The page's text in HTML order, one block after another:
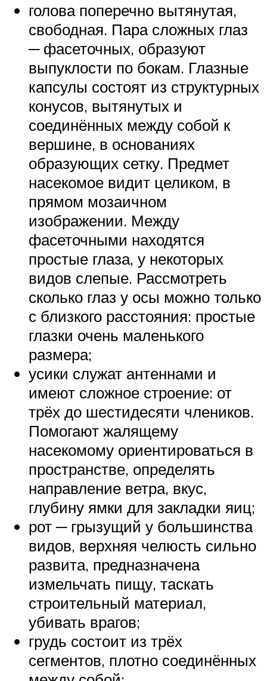
голова поперечно вытянутая,
свободная. Пара сложных глаз
─ фасеточных, образуют
выпуклости по бокам. Глазные
капсулы состоят из структурных
конусов, вытянутых и
соединённых между собой к
вершине, в основаниях
образующих сетку. Предмет
насекомое видит целиком, в
прямом мозаичном
изображении. Между
фасеточными находятся
простые глаза, у некоторых
видов слепые. Рассмотреть
сколько глаз у осы можно только
с близкого расстояния: простые
глазки очень маленького
размера;
усики служат антеннами и
имеют сложное строение: от
трёх до шестидесяти члеников.
Помогают жалящему
насекомому ориентироваться в
пространстве, определять
направление ветра, вкус,
глубину ямки для закладки яиц;
рот ─ грызущий у большинства
видов, верхняя челюсть сильно
развита, предназначена
измельчать пищу, таскать
строительный материал,
убивать врагов;
грудь состоит из трёх
сегментов, плотно соединённых